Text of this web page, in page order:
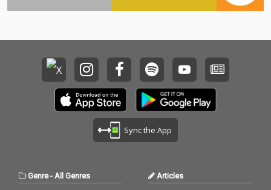
Sync the App
Genre- All Genres Articles